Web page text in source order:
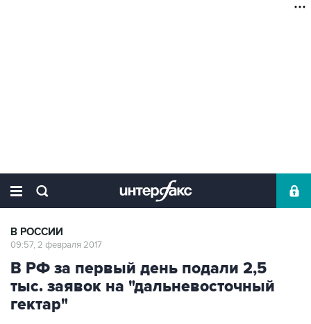
В РОССИИ
09:57, 2 февраля 2017
В РФ за первый день подали 2,5
тыс. заявок на "дальневосточный
гектар"